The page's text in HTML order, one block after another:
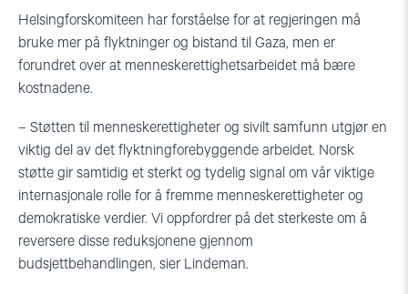
Helsingforskomiteen har forståelse for at regjeringen må
bruke mer på flyktninger og bistand til Gaza, men er
forundret over at menneskerettighetsarbeidet må bære
kostnadene.
– Støtten til menneskerettigheter og sivilt samfunn utgjør en
viktig del av det flyktningforebyggende arbeidet. Norsk
støtte gir samtidig et sterkt og tydelig signal om vår viktige
internasjonale rolle for å fremme menneskerettigheter og
demokratiske verdier. Vi oppfordrer på det sterkeste om å
reversere disse reduksjonene gjennom
budsjettbehandlingen, sier Lindeman.